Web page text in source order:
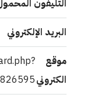
التليفون المحمول
البريد الإلكتروني
موقع
الكتروني